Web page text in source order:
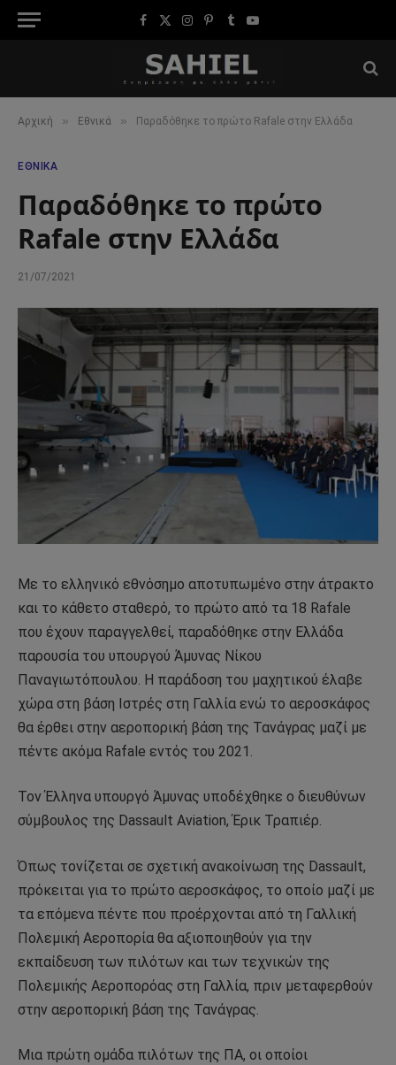
Facebook
X
Instagram
Pinterest
TumblrYouTube
Αρχική » Εθνικά » Παραδόθηκε το πρώτο Rafale στην Ελλάδα
ΕΘΝΙΚΆ
Παραδόθηκε το πρώτο
Rafale στην Ελλάδα
21/07/2021
Με το ελληνικό εθνόσημο αποτυπωμένο στην άτρακτο
και το κάθετο σταθερό, το πρώτο από τα 18 Rafale
που έχουν παραγγελθεί, παραδόθηκε στην Ελλάδα
παρουσία του υπουργού Άμυνας Νίκου
Παναγιωτόπουλου. Η παράδοση του μαχητικού έλαβε
χώρα στη βάση Ιστρές στη Γαλλία ενώ το αεροσκάφος
θα έρθει στην αεροπορική βάση της Τανάγρας μαζί με
πέντε ακόμα Rafale εντός του 2021.
Τον Έλληνα υπουργό Άμυνας υποδέχθηκε ο διευθύνων
σύμβουλος της Dassault Aviation, Έρικ Τραπιέρ.
Όπως τονίζεται σε σχετική ανακοίνωση της Dassault,
πρόκειται για το πρώτο αεροσκάφος, το οποίο μαζί με
τα επόμενα πέντε που προέρχονται από τη Γαλλική
Πολεμική Αεροπορία θα αξιοποιηθούν για την
εκπαίδευση των πιλότων και των τεχνικών της
Πολεμικής Αεροπορόας στη Γαλλία, πριν μεταφερθούν
στην αεροπορική βάση της Τανάγρας.
Μια πρώτη ομάδα πιλότων της ΠΑ, οι οποίοι